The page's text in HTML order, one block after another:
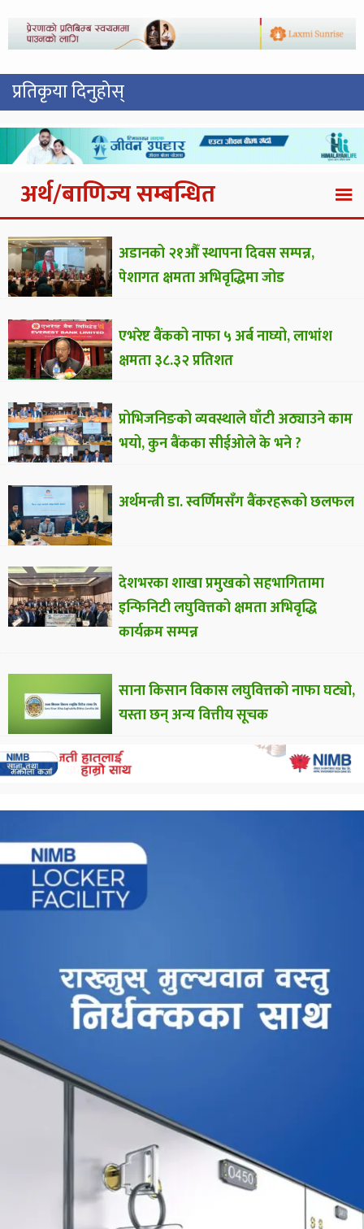
प्रतिकृया दिनुहोस्
अर्थ/बाणिज्य सम्बन्धित
अडानको २१औँ स्थापना दिवस सम्पन्न,
पेशागत क्षमता अभिवृद्धिमा जोड
एभरेष्ट बैंकको नाफा ५ अर्ब नाघ्यो, लाभांश
क्षमता ३८.३२ प्रतिशत
प्रोभिजनिङको व्यवस्थाले घाँटी अठ्याउने काम
भयो, कुन बैंकका सीईओले के भने ?
अर्थमन्त्री डा. स्वर्णिमसँग बैंकरहरूको छलफल
देशभरका शाखा प्रमुखको सहभागितामा
इन्फिनिटी लघुवित्तको क्षमता अभिवृद्धि
कार्यक्रम सम्पन्न
साना किसान विकास लघुवित्तको नाफा घट्यो,
यस्ता छन् अन्य वित्तीय सूचक